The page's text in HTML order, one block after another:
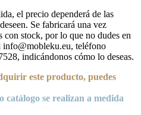
el precio dependerá de las
Se fabricará una vez
stock, por lo que no dudes en
info@mobleku.eu, teléfono
indicándonos cómo lo deseas.
este producto, puedes
catálogo se realizan a medida